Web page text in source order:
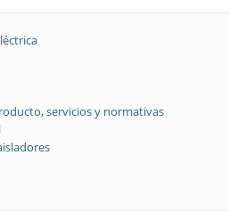
servicios y normativas